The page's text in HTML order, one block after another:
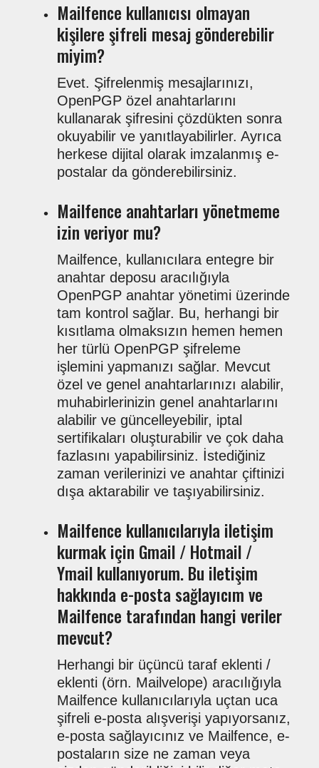
Mailfence kullanıcısı olmayan
kişilere şifreli mesaj gönderebilir
miyim?
Evet. Şifrelenmiş mesajlarınızı,
OpenPGP özel anahtarlarını
kullanarak şifresini çözdükten sonra
okuyabilir ve yanıtlayabilirler. Ayrıca
herkese dijital olarak imzalanmış e-
postalar da gönderebilirsiniz.
Mailfence anahtarları yönetmeme
izin veriyor mu?
Mailfence, kullanıcılara entegre bir
anahtar deposu aracılığıyla
OpenPGP anahtar yönetimi üzerinde
tam kontrol sağlar. Bu, herhangi bir
kısıtlama olmaksızın hemen hemen
her türlü OpenPGP şifreleme
işlemini yapmanızı sağlar. Mevcut
özel ve genel anahtarlarınızı alabilir,
muhabirlerinizin genel anahtarlarını
alabilir ve güncelleyebilir, iptal
sertifikaları oluşturabilir ve çok daha
fazlasını yapabilirsiniz. İstediğiniz
zaman verilerinizi ve anahtar çiftinizi
dışa aktarabilir ve taşıyabilirsiniz.
Mailfence kullanıcılarıyla iletişim
kurmak için Gmail / Hotmail /
Ymail kullanıyorum. Bu iletişim
hakkında e-posta sağlayıcım ve
Mailfence tarafından hangi veriler
mevcut?
Herhangi bir üçüncü taraf eklenti /
eklenti (örn. Mailvelope) aracılığıyla
Mailfence kullanıcılarıyla uçtan uca
şifreli e-posta alışverişi yapıyorsanız,
e-posta sağlayıcınız ve Mailfence, e-
postaların size ne zaman veya